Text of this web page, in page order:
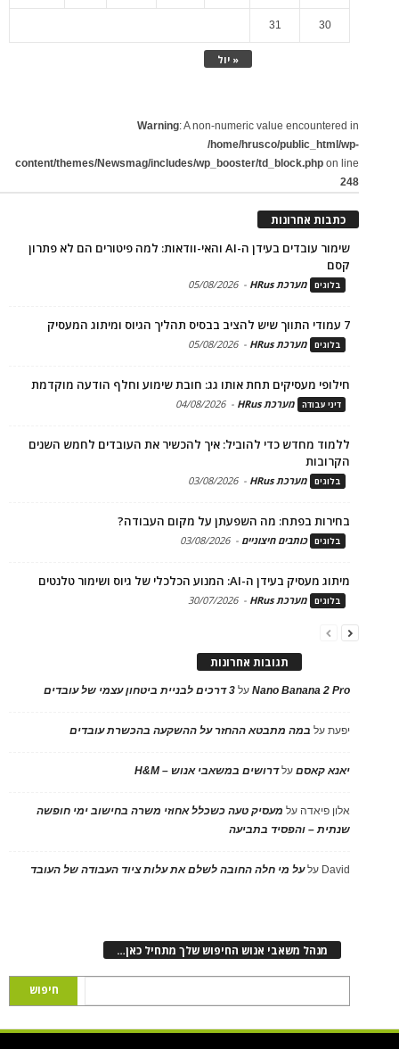
« יול
30
31
Warning: A non-numeric value encountered in
/home/hrusco/public_html/wp-
content/themes/Newsmag/includes/wp_booster/td_block.php on line
248
כתבות אחרונות
שימור עובדים בעידן ה-AI והאי-וודאות: למה פיטורים הם לא פתרון
קסם
בלוגים מערכת HRus -
05/08/2026
7 עמודי התווך שיש להציב בבסיס תהליך הגיוס ומיתוג המעסיק
בלוגים מערכת HRus -
05/08/2026
חילופי מעסיקים תחת אותו גג: חובת שימוע וחלף הודעה מוקדמת
דיני עבודה מערכת HRus -
04/08/2026
ללמוד מחדש כדי להוביל: איך להכשיר את העובדים לחמש השנים
הקרובות
בלוגים מערכת HRus -
03/08/2026
בחירות בפתח: מה השפעתן על מקום העבודה?
בלוגים כותבים חיצוניים -
03/08/2026
מיתוג מעסיק בעידן ה-AI: המנוע הכלכלי של גיוס ושימור טלנטים
בלוגים מערכת HRus -
30/07/2026
תגובות אחרונות
Nano Banana 2 Proעל 3 דרכים לבניית ביטחון עצמי של עובדים
יפעתעל במה מתבטא ההחזר על ההשקעה בהכשרת עובדים
יאנא קאסםעלדרושים במשאבי אנוש – H&M
אלון פיאדה על מעסיק טעה כשכלל אחוזי משרה בחישוב ימי חופשה
שנתית – והפסיד בתביעה
David עלעל מי חלה החובה לשלם את עלות ציוד העבודה של העובד
מנהל משאבי אנוש החיפוש שלך מתחיל כאן…